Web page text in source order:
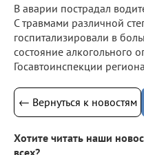
В аварии пострадал
С травмами различной
госпитализировали в
состояние алкогольного
Госавтоинспекции
← Вернуться к новостям
Хотите читать наши
всех?